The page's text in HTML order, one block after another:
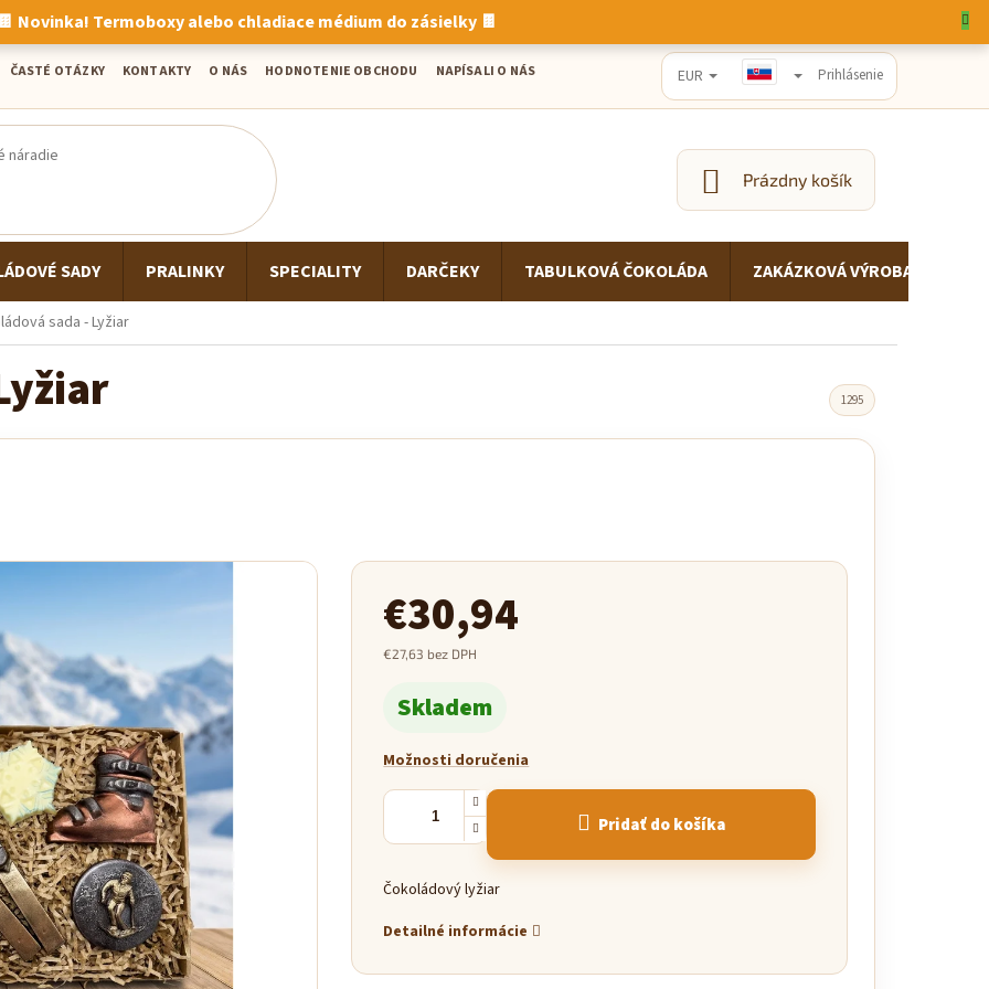
🍫 Novinka! Termoboxy alebo chladiace médium do zásielky 🍫
ČASTÉ OTÁZKY KONTAKTY O NÁS HODNOTENIE OBCHODU NAPÍSALI O NÁS EUR Prihlásenie
NÁKUPNÝ
KOŠÍK
Prázdny košík
SADY PRALINKY SPECIALITY DARČEKY TABULKOVÁ ČOKOLÁDA ZAKÁZKOVÁ VÝROBA
sada - Lyžiar
1295
€30,94
€27,63 bez DPH
cena:
Skladem
Možnosti doručenia
Pridať do košíka
Čokoládový lyžiar
Detailné informácie